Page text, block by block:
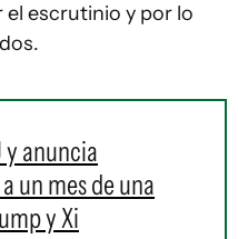
escrutinio y por lo
y anuncia
un mes de una
y Xi